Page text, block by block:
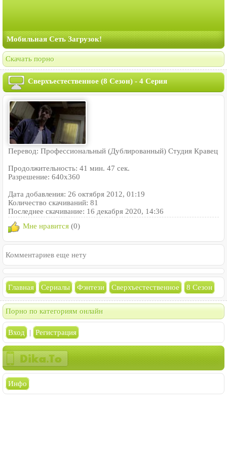
Мобильная Сеть Загрузок!
Скачать порно
Сверхъестественное (8 Сезон) - 4 Серия
Перевод: Профессиональный (Дублированный) Студия Кравец
Продолжительность: 41 мин. 47 сек.
Разрешение: 640x360
Дата добавления: 26 октября 2012, 01:19
Количество скачиваний: 81
Последнее скачивание: 16 декабря 2020, 14:36
Мне нравится (0)
Комментариев еще нету
Главная Сериалы Фэнтези Сверхъестественное 8 Сезон
Порно по категориям онлайн
Вход | Регистрация
Инфо